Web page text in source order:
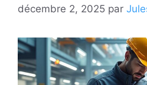
décembre 2, 2025 par